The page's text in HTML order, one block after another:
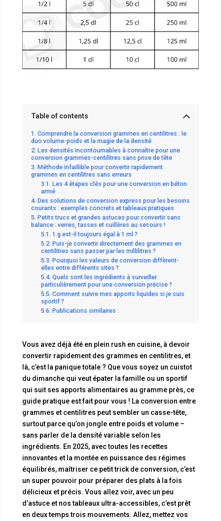
Table of contents
Comprendre la conversion grammes en centilitres : le
duo volume-poids et la magie de la densité
Les densités incontournables à connaître pour une
conversion grammes-centilitres sans prise de tête
Méthode infaillible pour convertir rapidement
grammes en centilitres sans erreurs
Les 4 étapes clés pour une conversion en béton
armé
Des solutions de conversion express pour les besoins
courants : exemples concrets et tableaux pratiques
Petits trucs et grandes astuces pour convertir sans
balance : verres, tasses et cuillères au secours !
1 g est-il toujours égal à 1 ml ?
Puis-je convertir directement des grammes en
centilitres sans passer par les millilitres ?
Pourquoi les valeurs de conversion diffèrent-
elles entre différents sites ?
Quels sont les ingrédients à surveiller
particulièrement pour une conversion précise ?
Comment suivre mes apports liquides si je suis
sportif ?
Publications similaires :
Vous avez déjà été en plein rush en cuisine, à devoir
convertir rapidement des grammes en centilitres, et
là, c’est la panique totale ? Que vous soyez un cuistot
du dimanche qui veut épater la famille ou un sportif
qui suit ses apports alimentaires au gramme près, ce
guide pratique est fait pour vous ! La conversion entre
grammes et centilitres peut sembler un casse-tête,
surtout parce qu’on jongle entre poids et volume –
sans parler de la densité variable selon les
ingrédients. En 2025, avec toutes les recettes
innovantes et la montée en puissance des régimes
équilibrés, maîtriser ce petit trick de conversion, c’est
un super pouvoir pour préparer des plats à la fois
délicieux et précis. Vous allez voir, avec un peu
d’astuce et nos tableaux ultra-accessibles, c’est prêt
en deux temps trois mouvements. Allez, mettez vos